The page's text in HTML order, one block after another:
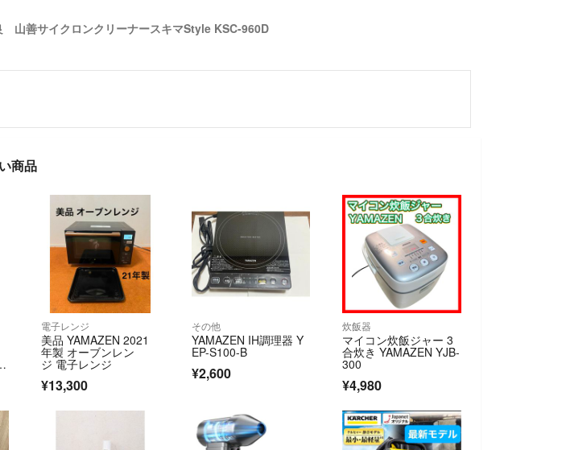
山善サイクロンクリーナースキマStyle KSC-960D
商品
電子レンジ
美品 YAMAZEN 2021
年製 オーブンレン
ジ 電子レンジ
¥13,300
その他
YAMAZEN IH調理器 Y
EP-S100-B
¥2,600
炊飯器
マイコン炊飯ジャー 3
合炊き YAMAZEN YJB-
300
¥4,980